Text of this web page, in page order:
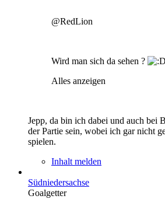
@RedLion
Wird man sich da sehen ?
Alles anzeigen
Jepp, da bin ich dabei und auch bei
der Partie sein, wobei ich gar nicht
spielen.
Inhalt melden
Südniedersachse
Goalgetter